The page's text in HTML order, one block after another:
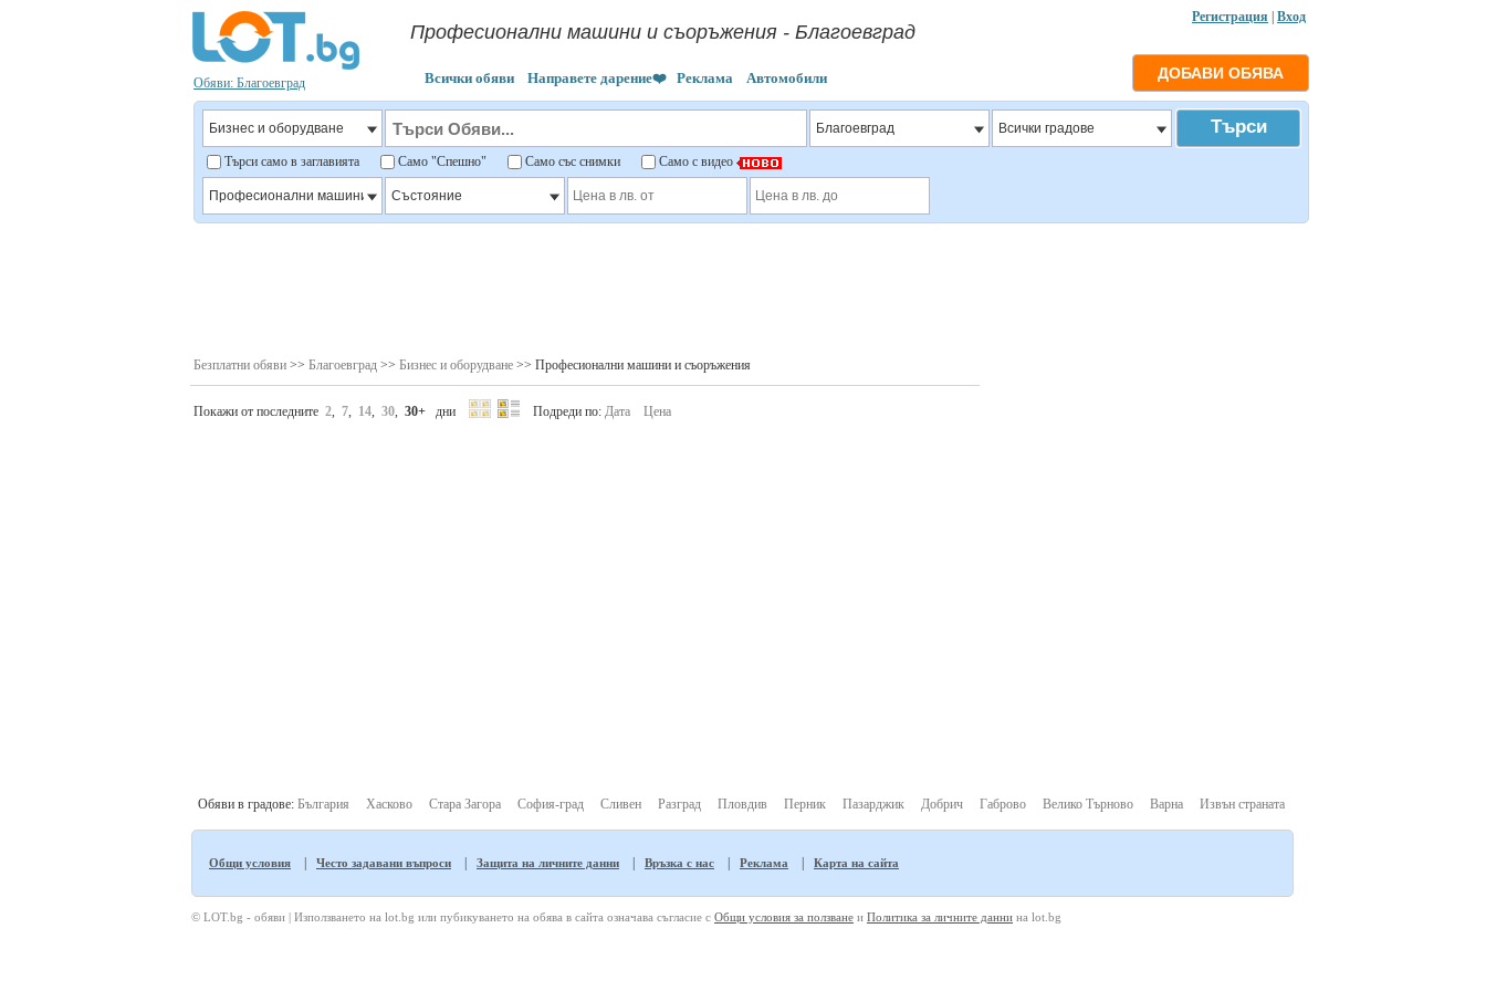
Регистрация Вход
Обяви: Благоевград
Професионални машини и съоръжения - Благоевград
Всички обяви Направете дарение❤️ Реклама Автомобили
Търси само в заглавията Само "Спешно" Само със снимки Само с видео
Безплатни обяви >> Благоевград >> Бизнес и оборудване >> Професионални машини и съоръжения
Покажи от последните 2 7 14 30 30+ дни Подреди по: Дата Цена
Обяви в градове: България Хасково Стара Загора София-град Сливен Разград Пловдив Перник Пазарджик Добрич Габрово Велико Търново Варна Извън страната
Общи условия Често задавани въпроси Защита на личните данни Връзка с нас Реклама Карта на сайта
© LOT.bg - обяви | Използването на lot.bg или пубикуването на обява в сайта означава съгласие с Общи условия за ползване и Политика за личните данни на lot.bg